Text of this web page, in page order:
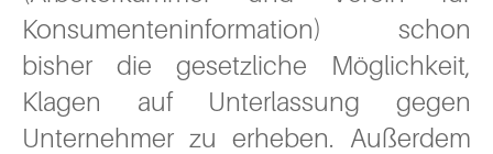
Konsumenteninformation) schon
bisher die gesetzliche Möglichkeit,
Klagen auf Unterlassung gegen
Unternehmer zu erheben. Außerdem